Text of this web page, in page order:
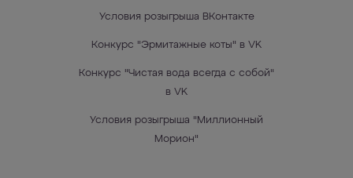
Условия розыгрыша ВКонтакте
Конкурс "Эрмитажные коты" в VK
Конкурс "Чистая вода всегда с собой"
в VK
Условия розыгрыша "Миллионный
Морион"